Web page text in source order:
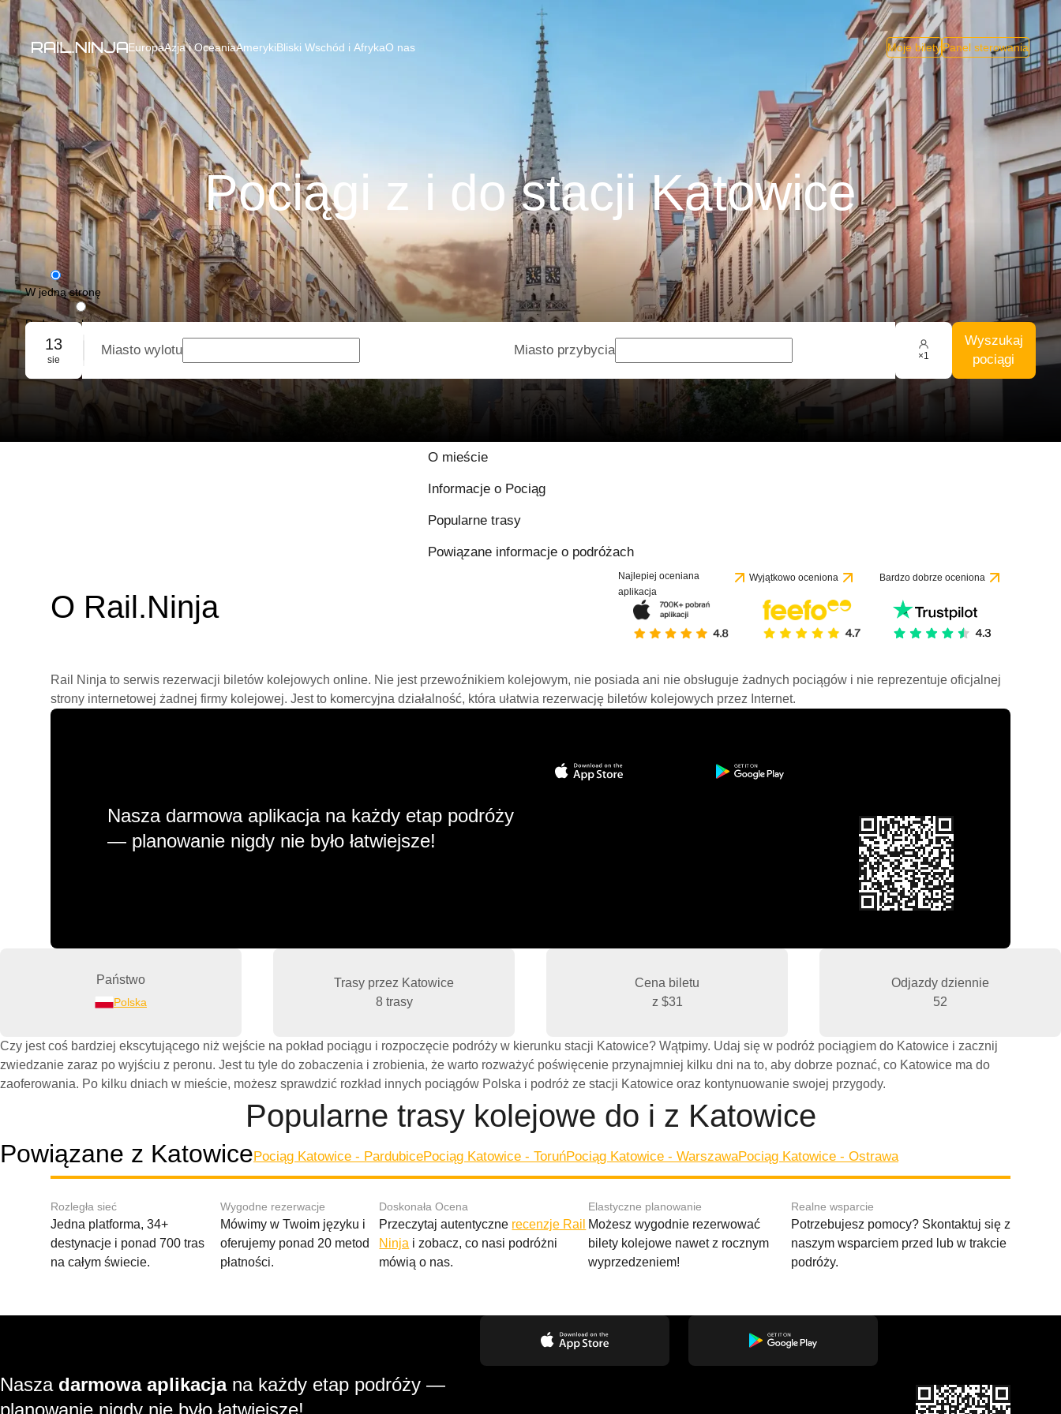
EuropaAzja i OceaniaAmerykiBliski Wschód i AfrykaO nas Moje biletyPanel sterowania
Pociągi z i do stacji Katowice
W jedną stronę
Podróż w obie strony
Rezerwacja grupowa
13
sie
Miasto wylotu Miasto przybycia ×1
Wyszukaj
pociągi
O mieście
Informacje o Pociąg
Popularne trasy
Powiązane informacje o podróżach
O Rail.Ninja
Najlepiej oceniana
aplikacja
Wyjątkowo oceniona Bardzo dobrze oceniona
Rail Ninja to serwis rezerwacji biletów kolejowych online. Nie jest przewoźnikiem kolejowym, nie posiada ani nie obsługuje żadnych pociągów i nie reprezentuje oficjalnej
strony internetowej żadnej firmy kolejowej. Jest to komercyjna działalność, która ułatwia rezerwację biletów kolejowych przez Internet.
Nasza darmowa aplikacja na każdy etap podróży
— planowanie nigdy nie było łatwiejsze!
Państwo
Polska
Trasy przez Katowice
8 trasy
Cena biletu
z $31
Odjazdy dziennie
52
Czy jest coś bardziej ekscytującego niż wejście na pokład pociągu i rozpoczęcie podróży w kierunku stacji Katowice? Wątpimy. Udaj się w podróż pociągiem do Katowice i zacznij
zwiedzanie zaraz po wyjściu z peronu. Jest tu tyle do zobaczenia i zrobienia, że warto rozważyć poświęcenie przynajmniej kilku dni na to, aby dobrze poznać, co Katowice ma do
zaoferowania. Po kilku dniach w mieście, możesz sprawdzić rozkład innych pociągów Polska i podróż ze stacji Katowice oraz kontynuowanie swojej przygody.
Popularne trasy kolejowe do i z Katowice
Powiązane z KatowicePociąg Katowice - PardubicePociąg Katowice - ToruńPociąg Katowice - WarszawaPociąg Katowice - Ostrawa
Rozległa sieć
Jedna platforma, 34+
destynacje i ponad 700 tras
na całym świecie.
Wygodne rezerwacje
Mówimy w Twoim języku i
oferujemy ponad 20 metod
płatności.
Doskonała Ocena
Przeczytaj autentyczne recenzje Rail
Ninja i zobacz, co nasi podróżni
mówią o nas.
Elastyczne planowanie
Możesz wygodnie rezerwować
bilety kolejowe nawet z rocznym
wyprzedzeniem!
Realne wsparcie
Potrzebujesz pomocy? Skontaktuj się z
naszym wsparciem przed lub w trakcie
podróży.
Nasza darmowa aplikacjana każdy etap podróży —
planowanie nigdy nie było łatwiejsze!